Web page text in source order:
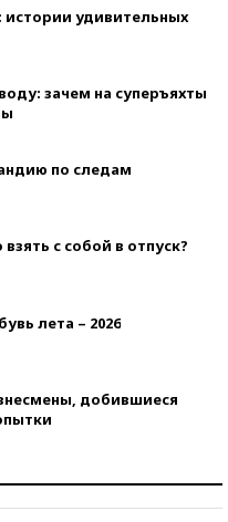
истории удивительных
зачем на суперъяхты
по следам
с собой в отпуск?
лета – 2026
добившиеся